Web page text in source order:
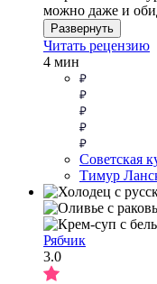
можно даже и
Развернуть
Читать рецензию
4 мин
Советская
Тимур
Рябчик
3.0